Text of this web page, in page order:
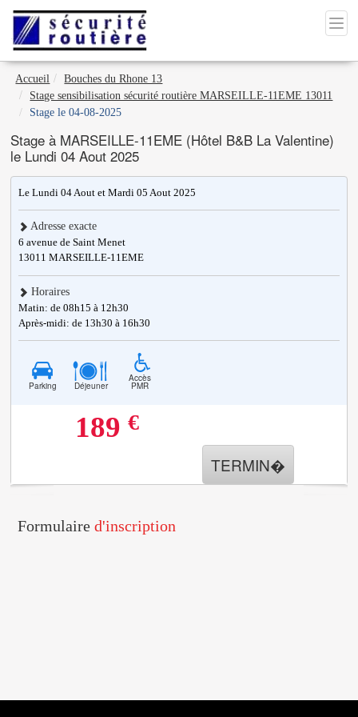
Accueil
Bouches du Rhone 13
Stage sensibilisation sécurité routière MARSEILLE-11EME 13011
Stage le 04-08-2025
Stage à MARSEILLE-11EME (Hôtel B&B La Valentine)
le Lundi 04 Aout 2025
Le Lundi 04 Aout et Mardi 05 Aout 2025
Adresse exacte
6 avenue de Saint Menet
13011 MARSEILLE-11EME
Horaires
Matin: de 08h15 à 12h30
Après-midi: de 13h30 à 16h30
Parking Déjeuner
Accès
PMR
189 €
TERMIN�
Formulaire d'inscription